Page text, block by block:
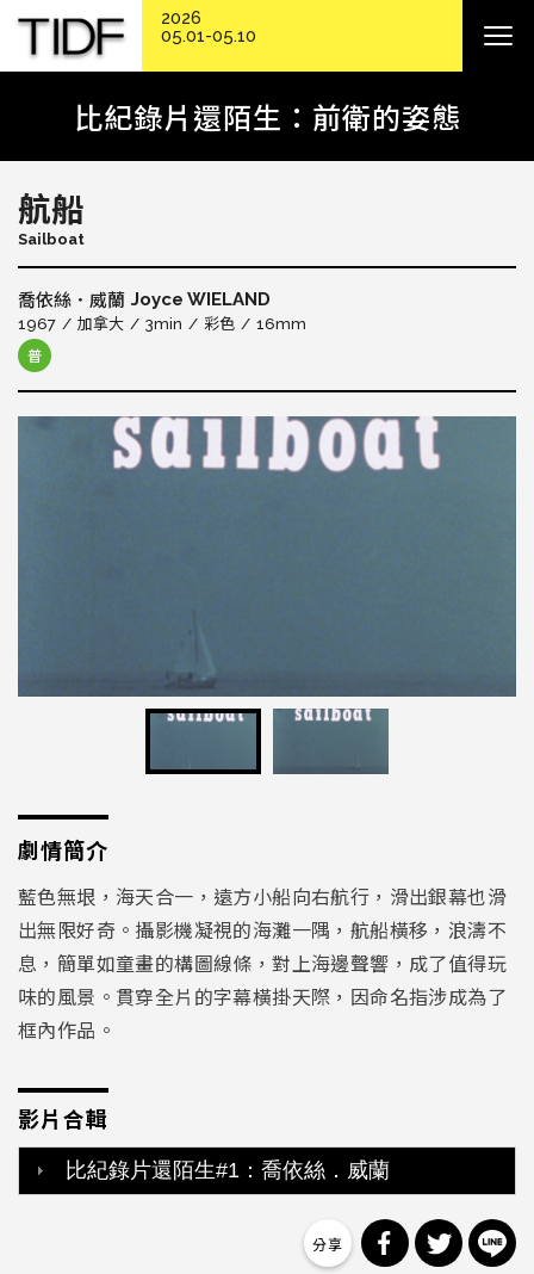
比紀錄片還陌生：前衛的姿態
航船
Sailboat
喬依絲．威蘭 Joyce WIELAND
1967 加拿大 3min 彩色 16mm
普
劇情簡介
藍色無垠，海天合一，遠方小船向右航行，滑出銀幕也滑
出無限好奇。攝影機凝視的海灘一隅，航船橫移，浪濤不
息，簡單如童畫的構圖線條，對上海邊聲響，成了值得玩
味的風景。貫穿全片的字幕橫掛天際，因命名指涉成為了
框內作品。
影片合輯
比紀錄片還陌生#1：喬依絲．威蘭
分享到分享到
2026
05.01-05.10